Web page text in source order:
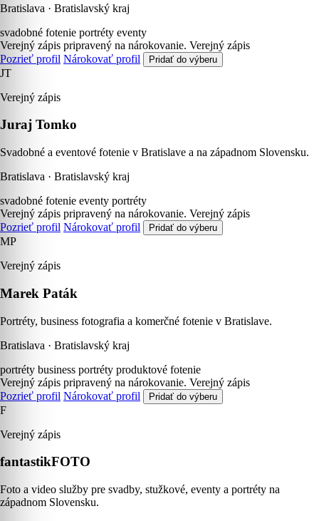
Bratislava · Bratislavský kraj
svadobné fotenie portréty eventy
Verejný zápis pripravený na nárokovanie. Verejný zápis
Pozrieť profil Nárokovať profil Pridať do výberu
JT
Verejný zápis
Juraj Tomko
Svadobné a eventové fotenie v Bratislave a na západnom Slovensku.
Bratislava · Bratislavský kraj
svadobné fotenie eventy portréty
Verejný zápis pripravený na nárokovanie. Verejný zápis
Pozrieť profil Nárokovať profil Pridať do výberu
MP
Verejný zápis
Marek Paták
Portréty, business fotografia a komerčné fotenie v Bratislave.
Bratislava · Bratislavský kraj
portréty business portréty produktové fotenie
Verejný zápis pripravený na nárokovanie. Verejný zápis
Pozrieť profil Nárokovať profil Pridať do výberu
F
Verejný zápis
fantastikFOTO
Foto a video služby pre svadby, stužkové, eventy a portréty na
západnom Slovensku.